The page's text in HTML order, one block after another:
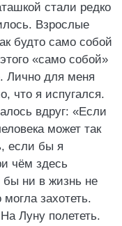
стали редко
Взрослые
будто само собой
«само собой»
Лично для меня
что я испугался.
вдруг: «Если
может так
если бы я
чём здесь
ни в жизнь не
захотеть.
Луну полететь.